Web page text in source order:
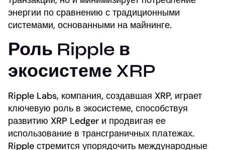
энергии по сравнению с традиционными
системами, основанными на майнинге.
Роль Ripple в
экосистеме XRP
Ripple Labs, компания, создавшая XRP, играет
ключевую роль в экосистеме, способствуя
развитию XRP Ledger и продвигая ее
использование в трансграничных платежах.
Ripple стремится упорядочить международные